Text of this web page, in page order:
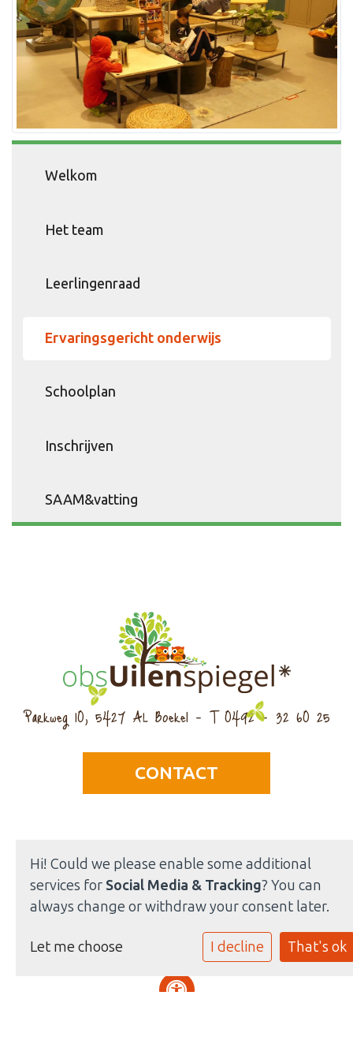
Welkom
Het team
Leerlingenraad
Ervaringsgericht onderwijs
Schoolplan
Inschrijven
SAAM&vatting
Parkweg 10, 5427 AL Boekel - T 0492 - 32 60 25
CONTACT
Privacy statement
Cookie instellingen
Powered by Social Schools
Hi! Could we please enable some additional
services for Social Media & Tracking? You can
always change or withdraw your consent later.
Let me choose I decline That's ok